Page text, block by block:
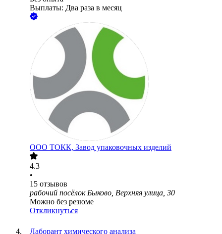
Выплаты: Два раза в месяц
ООО ТОКК, Завод упаковочных изделий
4.3
•
15 отзывов
рабочий посёлок Быково, Верхняя улица, 30
Можно без резюме
Откликнуться
Лаборант химического анализа